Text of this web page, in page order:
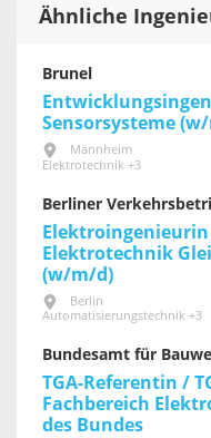
Ähnliche
Brunel
Sensorsysteme
Mannheim
Elektrotechnik +3
Berliner
Elektrotechnik
(w/m/d)
Berlin
Automatisierungstechnik +3
Bundesamt für
TGA-Referentin /
Fachbereich
des Bundes